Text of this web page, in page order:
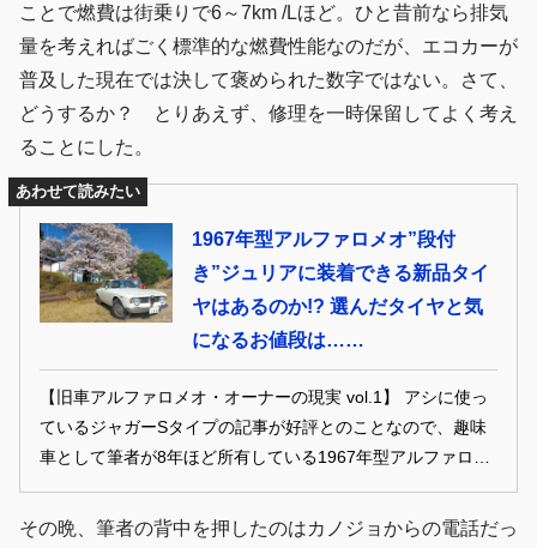
ことで燃費は街乗りで6～7km /Lほど。ひと昔前なら排気
量を考えればごく標準的な燃費性能なのだが、エコカーが
普及した現在では決して褒められた数字ではない。さて、
どうするか？ とりあえず、修理を一時保留してよく考え
ることにした。
あわせて読みたい
1967年型アルファロメオ”段付
き”ジュリアに装着できる新品タイ
ヤはあるのか!? 選んだタイヤと気
になるお値段は……
【旧車アルファロメオ・オーナーの現実 vol.1】 アシに使っ
ているジャガーSタイプの記事が好評とのことなので、趣味
車として筆者が8年ほど所有している1967年型アルファロメ
56年が経過した旧車ということでコンディションは年式相
その晩、筆者の背中を押したのはカノジョからの電話だっ